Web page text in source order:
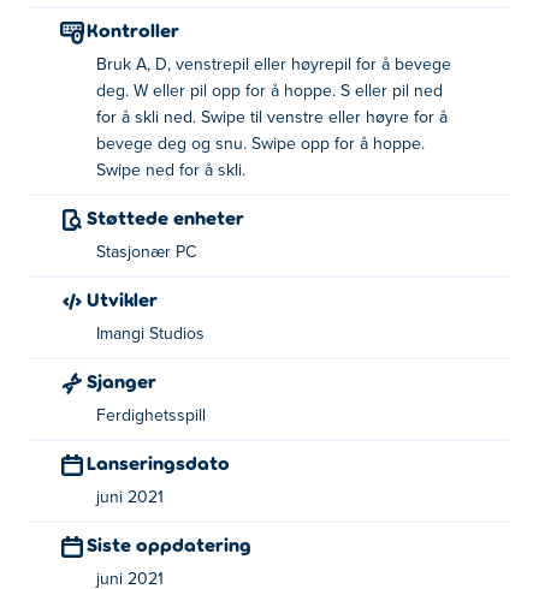
Kontroller
Bruk A, D, venstrepil eller høyrepil for å bevege
deg. W eller pil opp for å hoppe. S eller pil ned
for å skli ned. Swipe til venstre eller høyre for å
bevege deg og snu. Swipe opp for å hoppe.
Swipe ned for å skli.
Støttede enheter
Stasjonær PC
Utvikler
Imangi Studios
Sjanger
Ferdighetsspill
Lanseringsdato
juni 2021
Siste oppdatering
juni 2021